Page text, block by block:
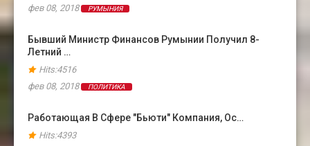
фев 08, 2018
РУМЫНИЯ
Бывший Министр Финансов Румынии Получил 8-
Летний …
Hits:4516
фев 08, 2018
ПОЛИТИКА
Работающая В Сфере "бьюти" Компания, Ос…
Hits:4393